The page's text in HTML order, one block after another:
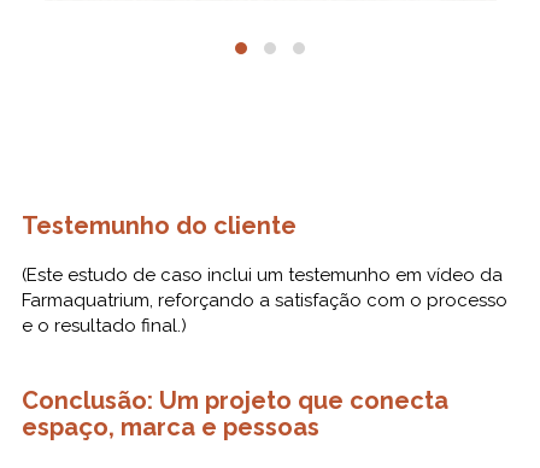
Testemunho do cliente
(Este estudo de caso inclui um testemunho em vídeo da
Farmaquatrium, reforçando a satisfação com o processo
e o resultado final.)
Conclusão: Um projeto que conecta
espaço, marca e pessoas